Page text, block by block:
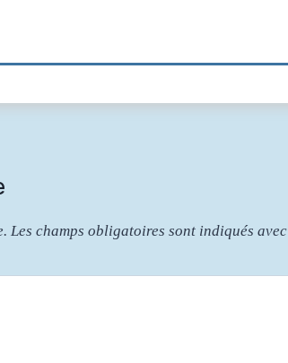
Les champs obligatoires sont indiqués avec